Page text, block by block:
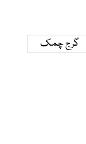
گرج چمک